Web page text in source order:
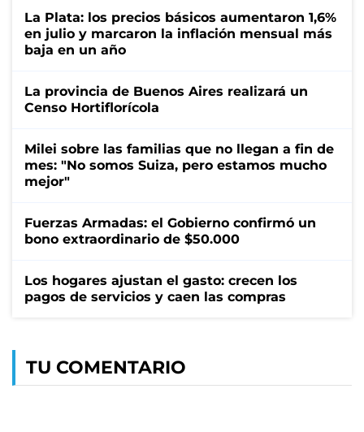
La Plata: los precios básicos aumentaron 1,6%
en julio y marcaron la inflación mensual más
baja en un año
La provincia de Buenos Aires realizará un
Censo Hortiflorícola
Milei sobre las familias que no llegan a fin de
mes: "No somos Suiza, pero estamos mucho
mejor"
Fuerzas Armadas: el Gobierno confirmó un
bono extraordinario de $50.000
Los hogares ajustan el gasto: crecen los
pagos de servicios y caen las compras
TU COMENTARIO